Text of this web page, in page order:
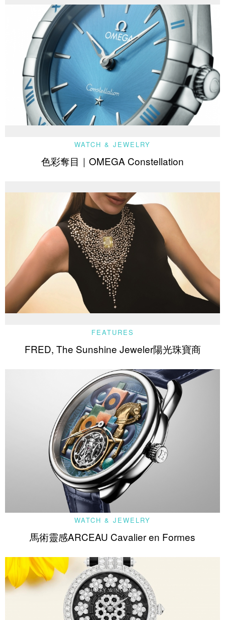
WATCH & JEWELRY
色彩奪目｜OMEGA Constellation
FEATURES
FRED, The Sunshine Jeweler陽光珠寶商
WATCH & JEWELRY
馬術靈感ARCEAU Cavalier en Formes